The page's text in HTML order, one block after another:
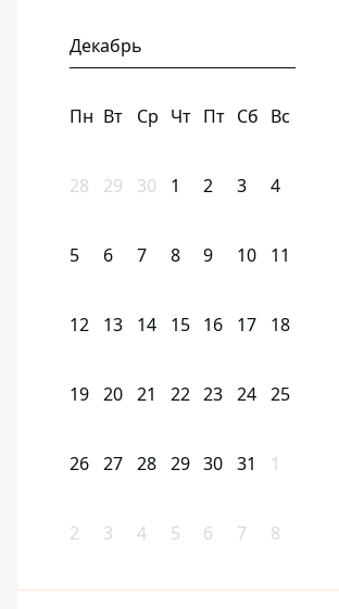
Декабрь
Пн Вт Ср Чт Пт Сб Вс
28 29 30 1 2 3 4
5 6 7 8 9 10 11
12 13 14 15 16 17 18
19 20 21 22 23 24 25
26 27 28 29 30 31 1
2 3 4 5 6 7 8